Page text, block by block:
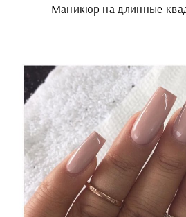
Маникюр на длинные